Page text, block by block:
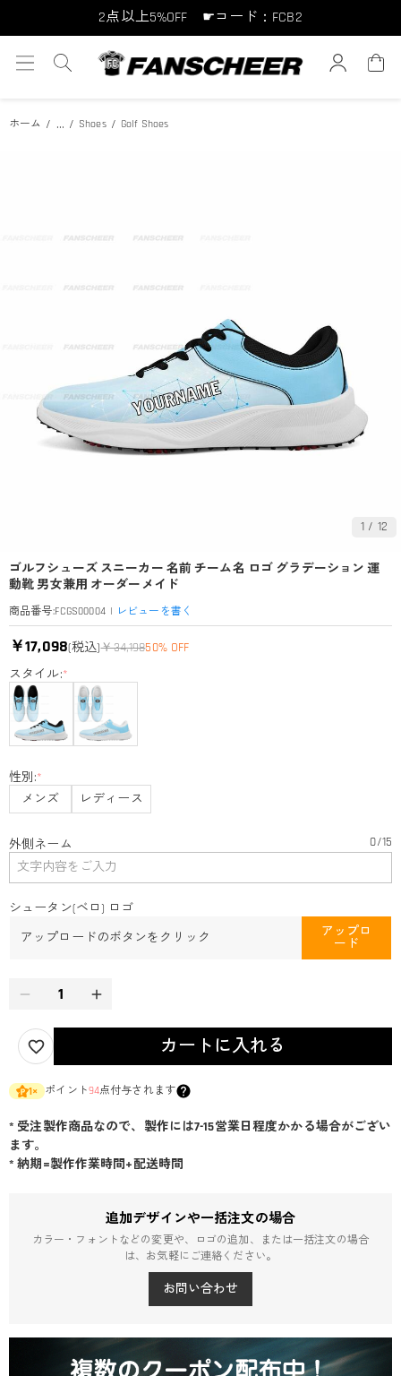
2点以上5%OFF ☛コード：FCB2
10点以上10%OFF ☛コード：FCB10
ホーム ... Shoes Golf Shoes
1 / 12
ゴルフシューズ スニーカー 名前 チーム名 ロゴ グラデーション 運
動靴 男女兼用 オーダーメイド
商品番号:FCGS00004 | レビューを書く
￥17,098(税込)￥34,19850% OFF
スタイル:*
性別:*
メンズ
レディース
外側ネーム 0/15
シュータン(ベロ) ロゴ
アップロードのボタンをクリック
アップロ
ード
カートに入れる
1× ポイント94点付与されます
* 受注製作商品なので、製作には7-15営業日程度かかる場合がござい
ます。
* 納期=製作作業時間+配送時間
追加デザインや一括注文の場合
カラー・フォントなどの変更や、ロゴの追加、または一括注文の場合
は、お気軽にご連絡ください。
お問い合わせ